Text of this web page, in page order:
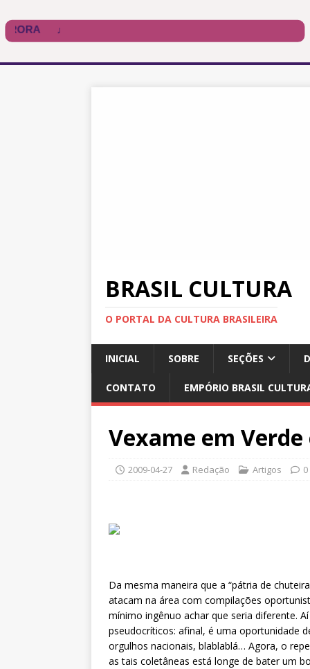
BRASIL CULTURA
O PORTAL DA CULTURA BRASILEIRA
INICIAL SOBRE SEÇÕES
CONTATO EMPÓRIO BRASIL
Vexame em
2009-04-27 Redação Artigos 0
Da mesma maneira que a “pátria de
atacam na área com compilações
mínimo ingênuo achar que seria diferente.
pseudocríticos: afinal, é uma oportunidade
orgulhos nacionais, blablablá… Agora, o
as tais coletâneas está longe de bater um